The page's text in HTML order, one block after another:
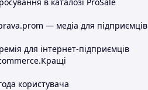
— медіа для підприємців
для інтернет-підприємців
користувача